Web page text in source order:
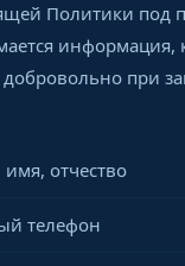
Политики под
информация,
добровольно при
отчество
телефон